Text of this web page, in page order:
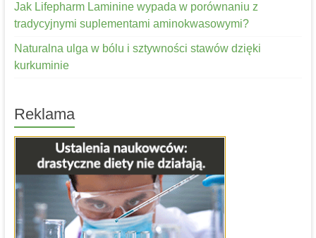
Jak Lifepharm Laminine wypada w porównaniu z
tradycyjnymi suplementami aminokwasowymi?
Naturalna ulga w bólu i sztywności stawów dzięki
kurkuminie
Reklama